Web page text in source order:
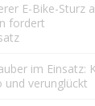
E-Bike-Sturz
fordert
im Einsatz:
und verunglückt